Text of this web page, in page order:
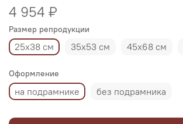
4 954 ₽
Размер репродукции
25х38 см 35х53 см 45х68 см
Оформление
на подрамнике без подрамника